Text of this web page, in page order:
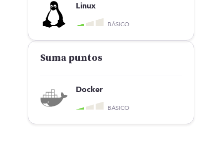
Linux
BÁSICO
Suma puntos
Docker
BÁSICO